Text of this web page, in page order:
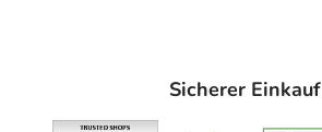
Sicherer Einkauf